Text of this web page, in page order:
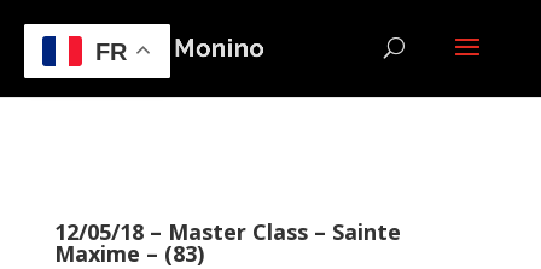
12/05/18 – Master Class – Sainte
Maxime – (83)
FR